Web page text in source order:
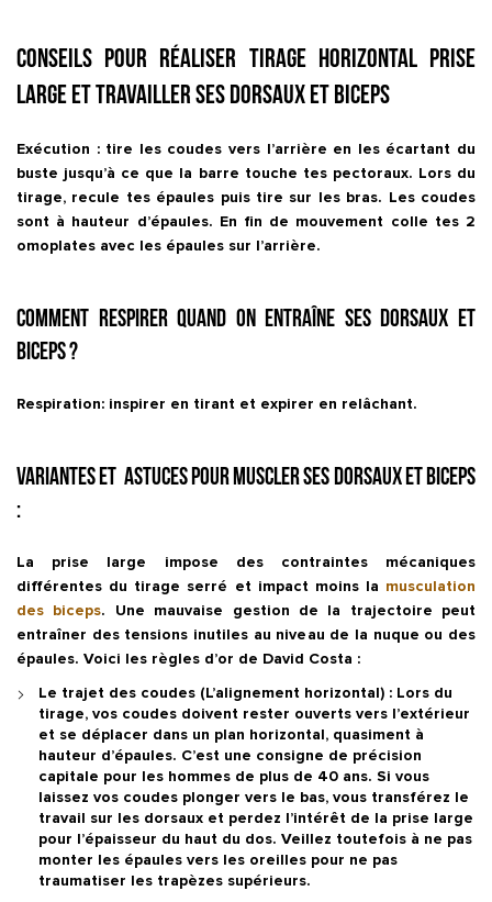
Conseils pour réaliser Tirage horizontal prise
large et travailler ses dorsaux et biceps
Exécution : tire les coudes vers l’arrière en les écartant du
buste jusqu’à ce que la barre touche tes pectoraux. Lors du
tirage, recule tes épaules puis tire sur les bras. Les coudes
sont à hauteur d’épaules. En fin de mouvement colle tes 2
omoplates avec les épaules sur l’arrière.
Comment respirer quand on entraîne ses dorsaux et
biceps ?
Respiration: inspirer en tirant et expirer en relâchant.
Variantes et astuces pour muscler ses dorsaux et biceps
:
La prise large impose des contraintes mécaniques
différentes du tirage serré et impact moins la musculation
des biceps. Une mauvaise gestion de la trajectoire peut
entraîner des tensions inutiles au niveau de la nuque ou des
épaules. Voici les règles d’or de David Costa :
Le trajet des coudes (L’alignement horizontal) : Lors du
tirage, vos coudes doivent rester ouverts vers l’extérieur
et se déplacer dans un plan horizontal, quasiment à
hauteur d’épaules. C’est une consigne de précision
capitale pour les hommes de plus de 40 ans. Si vous
laissez vos coudes plonger vers le bas, vous transférez le
travail sur les dorsaux et perdez l’intérêt de la prise large
pour l’épaisseur du haut du dos. Veillez toutefois à ne pas
monter les épaules vers les oreilles pour ne pas
traumatiser les trapèzes supérieurs.